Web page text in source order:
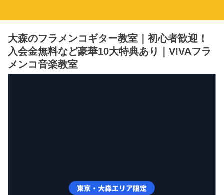
大森のフラメンコギター教室｜初心者歓迎！
入会金無料など豪華10大特典あり｜VIVAフラ
メンコ音楽教室
東京・大森エリア限定